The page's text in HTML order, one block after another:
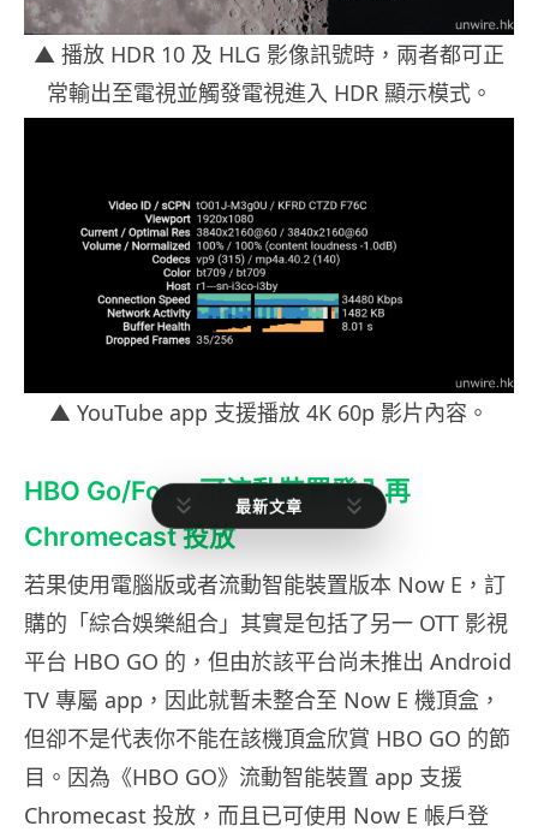
▲ 播放 HDR 10 及 HLG 影像訊號時，兩者都可正
常輸出至電視並觸發電視進入 HDR 顯示模式。
▲ YouTube app 支援播放 4K 60p 影片內容。
HBO Go/Fox+ 可流動裝置登入再
Chromecast 投放
若果使用電腦版或者流動智能裝置版本 Now E，訂
購的「綜合娛樂組合」其實是包括了另一 OTT 影視
平台 HBO GO 的，但由於該平台尚未推出 Android
TV 專屬 app，因此就暫未整合至 Now E 機頂盒，
但卻不是代表你不能在該機頂盒欣賞 HBO GO 的節
目。因為《HBO GO》流動智能裝置 app 支援
Chromecast 投放，而且已可使用 Now E 帳戶登
最新文章